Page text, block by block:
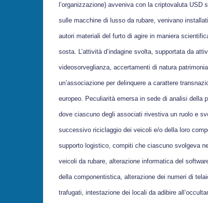
l’organizzazione) avveniva con la criptovaluta
sulle macchine di lusso da rubare, venivano
autori materiali del furto di agire in maniera
sosta. L’attività d’indagine svolta, supportata da
videosorveglianza, accertamenti di natura
un’associazione per delinquere a carattere
europeo. Peculiarità emersa in sede di analisi della
dove ciascuno degli associati rivestiva un ruolo e
successivo riciclaggio dei veicoli e/o della loro
supporto logistico, compiti che ciascuno svolgeva
veicoli da rubare, alterazione informatica del
della componentistica, alterazione dei numeri di
trafugati, intestazione dei locali da adibire